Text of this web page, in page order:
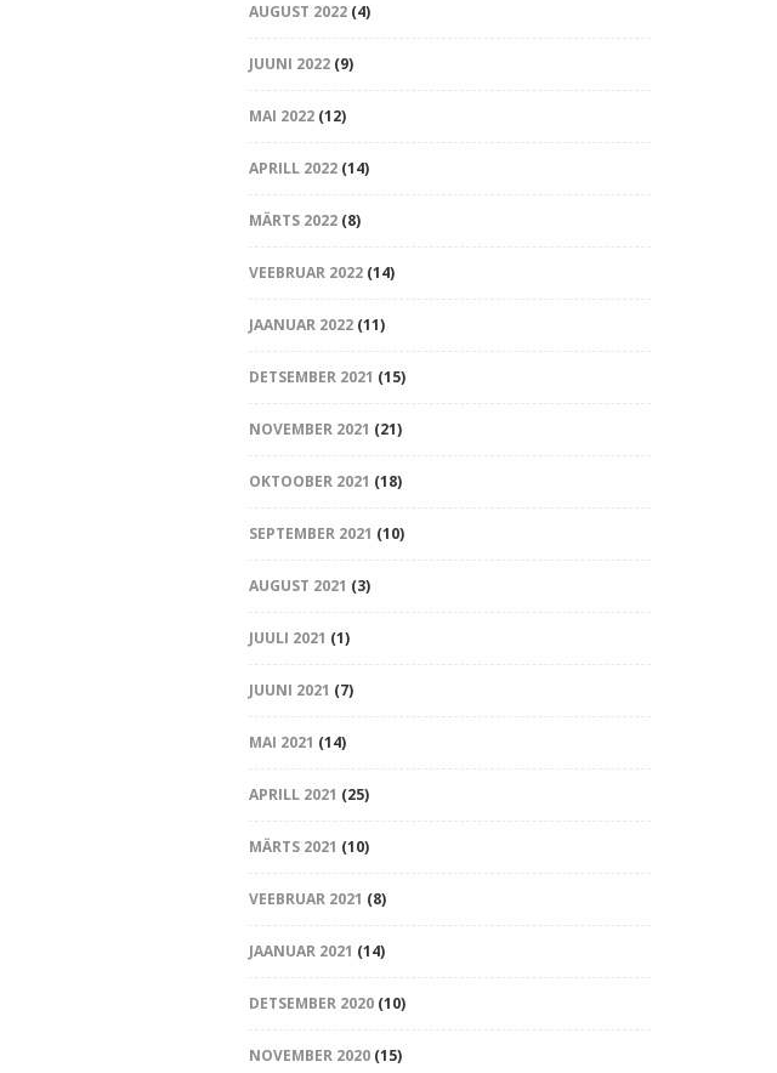
AUGUST 2022(4)
JUUNI 2022(9)
MAI 2022(12)
APRILL 2022(14)
MÄRTS 2022(8)
VEEBRUAR 2022(14)
JAANUAR 2022(11)
DETSEMBER 2021 (15)
NOVEMBER 2021 (21)
OKTOOBER 2021 (18)
SEPTEMBER 2021 (10)
AUGUST 2021 (3)
JUULI 2021 (1)
JUUNI 2021 (7)
MAI 2021 (14)
APRILL 2021 (25)
MÄRTS 2021 (10)
VEEBRUAR 2021 (8)
JAANUAR 2021 (14)
DETSEMBER 2020(10)
NOVEMBER 2020(15)